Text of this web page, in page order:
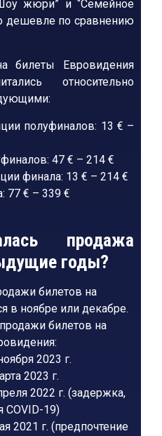
жюри” и “Семейное
дешевле по сравнению
билеты Евровидения
относительно
полуфиналов: 13 € –
47 € – 214 €
финала: 13 € – 214 €
77 € – 339 €
продажа
годы?
билетов на
в ноябре или декабре.
билетов на
2023 г.
2023 г.
2022 г. (задержка,
COVID-19)
2021 г. (предпочтение